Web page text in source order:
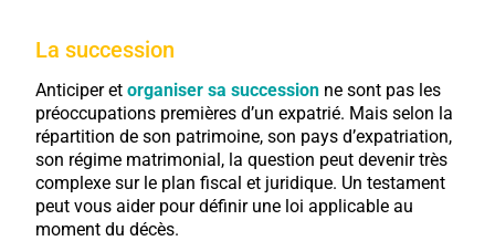
La succession
Anticiper etorganiser sa succession ne sont pas les
préoccupations premières d’un expatrié. Mais selon la
répartition de son patrimoine, son pays d’expatriation,
son régime matrimonial, la question peut devenir très
complexe sur le plan fiscal et juridique. Un testament
peut vous aider pour définir une loi applicable au
moment du décès.